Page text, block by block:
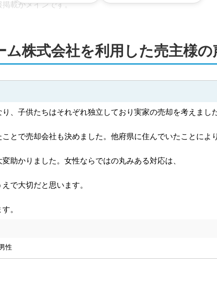
載がメインです。
付きあいのある方から、新しいお客様や案件をご紹介いた
にも対応可能です。諸事情により早期に売却して現金化し
もございますので、ご売却後のお住まいとして賃貸物件が
ポートをお約束いたします。不動産売却時のお困りごとや
ム株式会社にお任せください！
してご相談ください。
ム株式会社を利用した売主様の
、子供たちはそれぞれ独立しており実家の売却を考えました
とで売却会社も決めました。他府県に住んでいたことによ
助かりました。女性ならではの丸みある対応は、
で大切だと思います。
。
性